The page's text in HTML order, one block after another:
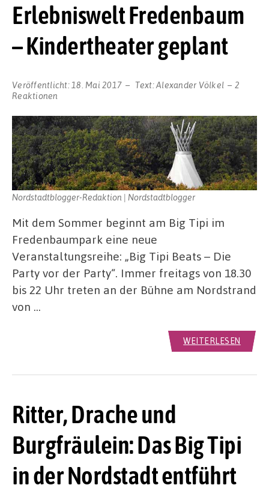
Erlebniswelt Fredenbaum
– Kindertheater geplant
Veröffentlicht: 18. Mai 2017 Text:Alexander Völkel
2
Reaktionen
Nordstadtblogger-Redaktion | Nordstadtblogger
Mit dem Sommer beginnt am Big Tipi im
Fredenbaumpark eine neue
Veranstaltungsreihe: „Big Tipi Beats – Die
Party vor der Party“. Immer freitags von 18.30
bis 22 Uhr treten an der Bühne am Nordstrand
von …
WEITERLESEN
Ritter, Drache und
Burgfräulein: Das Big Tipi
in der Nordstadt entführt